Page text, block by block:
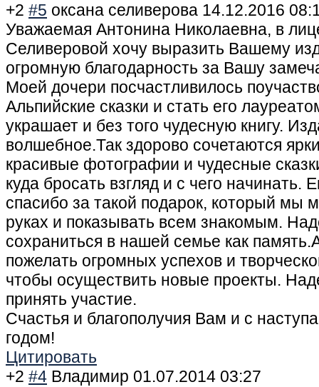
+2 #5 оксана селиверова 14.12.2016
Уважаемая Антонина Николаевна, в
Селиверовой хочу выразить Вашему
огромную благодарность за Вашу
Моей дочери посчастливилось
Альпийские сказки и стать его
украшает и без того чудесную книгу.
волшебное.Так здорово сочетаются
красивые фотографии и чудесные
куда бросать взгляд и с чего начинать.
спасибо за такой подарок, который мы
руках и показывать всем знакомым.
сохраниться в нашей семье как
пожелать огромных успехов и
чтобы осуществить новые проекты.
принять участие.
Счастья и благополучия Вам и с
годом!
Цитировать
+2 #4 Владимир 01.07.2014 03:27